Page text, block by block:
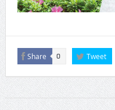
Share 0 Tweet